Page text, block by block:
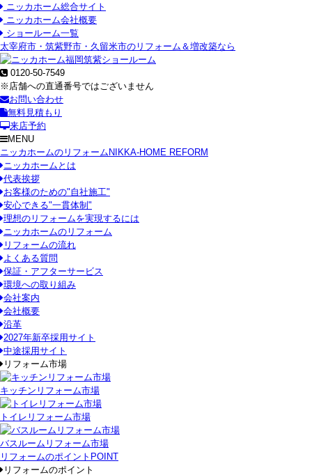
ニッカホーム総合サイト
ニッカホーム会社概要
ショールーム一覧
太宰府市・筑紫野市・久留米市のリフォーム＆増改築なら
0120-50-7549
※店舗への直通番号ではございません
お問い合わせ
無料見積もり
来店予約
MENU
ニッカホームのリフォーム NIKKA-HOME REFORM
ニッカホームとは
代表挨拶
お客様のための"自社施工"
安心できる"一貫体制"
理想のリフォームを実現するには
ニッカホームのリフォーム
リフォームの流れ
よくある質問
保証・アフターサービス
環境への取り組み
会社案内
会社概要
沿革
2027年新卒採用サイト
中途採用サイト
リフォーム市場
キッチンリフォーム市場
トイレリフォーム市場
バスルームリフォーム市場
リフォームのポイント POINT
リフォームのポイント